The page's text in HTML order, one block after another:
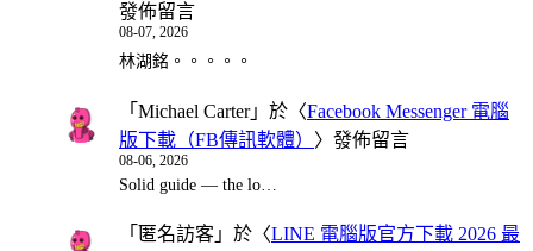
發佈留言
08-07, 2026
林湖銘。。。。。
「 Michael Carter」於〈Facebook Messenger 電腦
版下載（FB傳訊軟體） 〉發佈留言
08-06, 2026
Solid guide — the lo…
「 匿名訪客 」於〈LINE 電腦版官方下載 2026 最